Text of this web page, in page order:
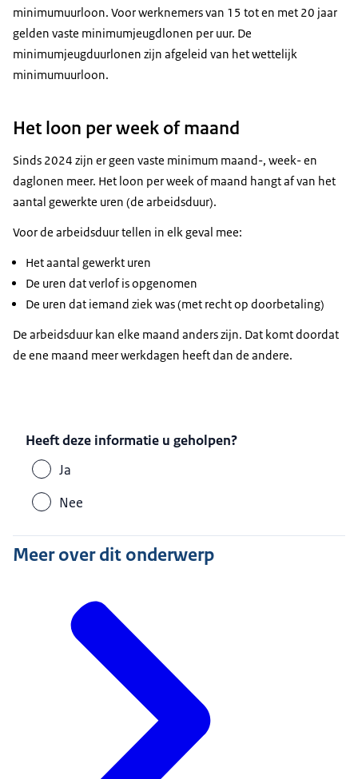
minimumuurloon. Voor werknemers van 15 tot en met 20 jaar
gelden vaste minimumjeugdlonen per uur. De
minimumjeugduurlonen zijn afgeleid van het wettelijk
minimumuurloon.
Het loon per week of maand
Sinds 2024 zijn er geen vaste minimum maand-, week- en
daglonen meer. Het loon per week of maand hangt af van het
aantal gewerkte uren (de arbeidsduur).
Voor de arbeidsduur tellen in elk geval mee:
Het aantal gewerkt uren
De uren dat verlof is opgenomen
De uren dat iemand ziek was (met recht op doorbetaling)
De arbeidsduur kan elke maand anders zijn. Dat komt doordat
de ene maand meer werkdagen heeft dan de andere.
Heeft deze informatie u geholpen?
Ja
Nee
Meer over dit onderwerp